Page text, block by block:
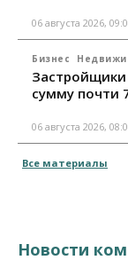
06 августа 2026,
Бизнес
Застройщики
сумму почти
06 августа 2026,
Все материалы
Новости